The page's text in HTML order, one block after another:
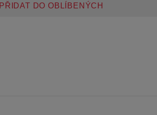
PŘIDAT DO OBLÍBENÝCH